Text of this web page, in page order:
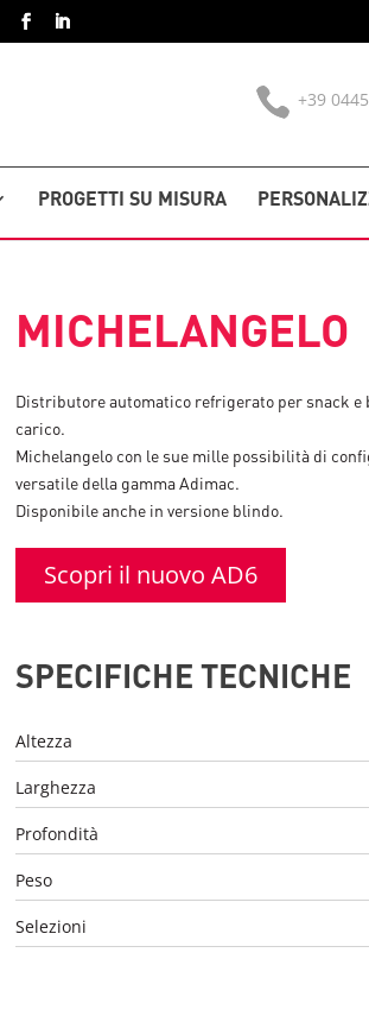
+39
PROGETTI SU MISURA
MICHELANGELO
Distributore automatico refrigerato per snack e
carico.
Michelangelo con le sue mille possibilità di
versatile della gamma Adimac.
Disponibile anche in versione blindo.
Scopri il nuovo AD6
SPECIFICHE TECNICHE
Altezza
Larghezza
Profondità
Peso
Selezioni